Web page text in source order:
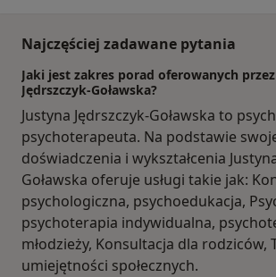
Najczęściej zadawane pytania
Jaki jest zakres porad oferowanych
Jędrszczyk-Goławska?
Justyna Jędrszczyk-Goławska to
psychoterapeuta. Na podstawie
doświadczenia i wykształcenia
Goławska oferuje usługi takie jak:
psychologiczna, psychoedukacja,
psychoterapia indywidualna,
młodzieży, Konsultacja dla rodziców,
umiejętności społecznych.